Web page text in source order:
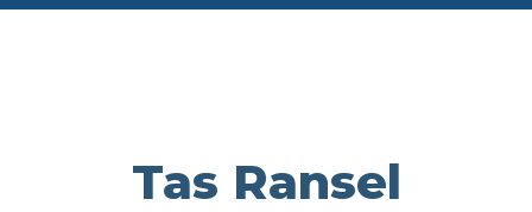
Tas Ransel